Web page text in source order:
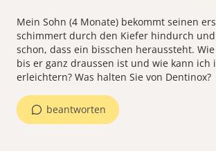
Mein Sohn (4 Monate) bekommt seinen
schimmert durch den Kiefer hindurch
schon, dass ein bisschen heraussteht.
bis er ganz draussen ist und wie kann ich
erleichtern? Was halten Sie von Dentinox?
beantworten